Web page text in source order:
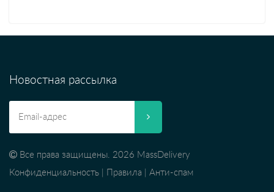
Новостная рассылка
Все права защищены. 2026 MassDelivery
Конфиденциальность
Правила Анти-спам